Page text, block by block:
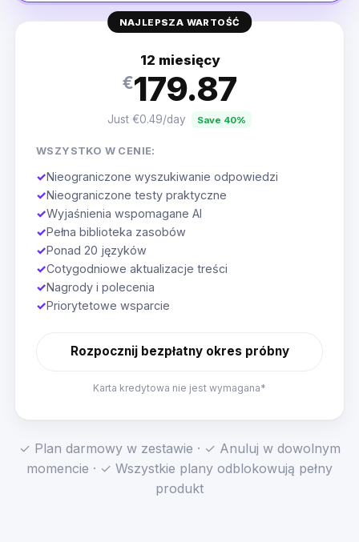
NAJLEPSZA WARTOŚĆ
12 miesięcy
€179.87
Just €0.49/day Save 40%
WSZYSTKO W CENIE:
✓Nieograniczone wyszukiwanie odpowiedzi
✓Nieograniczone testy praktyczne
✓Wyjaśnienia wspomagane AI
✓Pełna biblioteka zasobów
✓Ponad 20 języków
✓Cotygodniowe aktualizacje treści
✓Nagrody i polecenia
✓Priorytetowe wsparcie
Rozpocznij bezpłatny okres próbny
Karta kredytowa nie jest wymagana*
✓ Plan darmowy w zestawie · ✓ Anuluj w dowolnym
momencie · ✓ Wszystkie plany odblokowują pełny
produkt